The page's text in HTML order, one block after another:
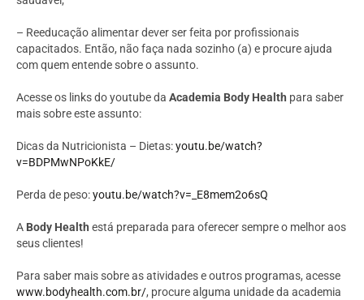
– Reeducação alimentar dever ser feita por profissionais
capacitados. Então, não faça nada sozinho (a) e procure ajuda
com quem entende sobre o assunto.
Acesse os links do youtube da Academia Body Health para saber
mais sobre este assunto:
Dicas da Nutricionista – Dietas:youtu.be/watch?
v=BDPMwNPoKkE/
Perda de peso:youtu.be/watch?v=_E8mem2o6sQ
A Body Health está preparada para oferecer sempre o melhor aos
seus clientes!
Para saber mais sobre as atividades e outros programas, acesse
www.bodyhealth.com.br/, procure alguma unidade da academia